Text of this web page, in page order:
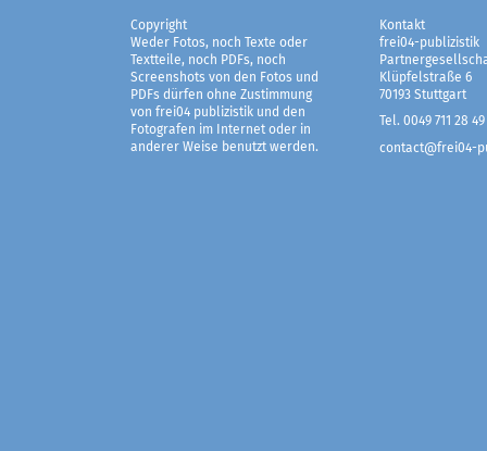
Copyright
Weder Fotos, noch Texte oder
Textteile, noch PDFs, noch
Screenshots von den Fotos und
PDFs dürfen ohne Zustimmung
von frei04 publizistik und den
Fotografen im Internet oder in
anderer Weise benutzt werden.
Kontakt
frei04-publizistik
Klüpfelstraße 6
70193 Stuttgart
Tel. 0049 711 28 49
contact@frei04-